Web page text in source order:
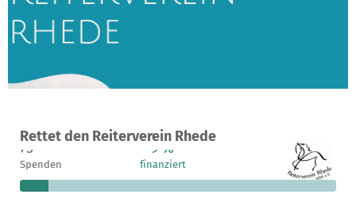
Rettet den Reiterverein Rhede
Ein Projekt in Rhede, Deutschland
75
Spenden
9 %
finanziert
92.332 €
fehlen noch